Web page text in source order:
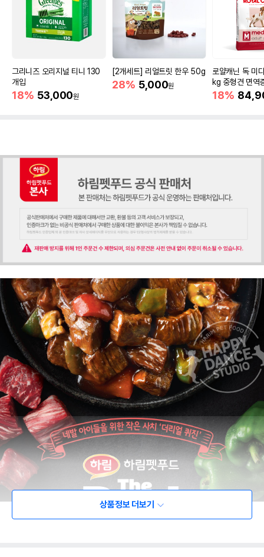
그리니즈 오리지널 티니 130
개입
18% 53,000원
[2개세트] 리얼트릿 한우 50g
28% 5,000원
로얄캐닌 독 미
kg 중형견 면역
18%
상품정보 더보기